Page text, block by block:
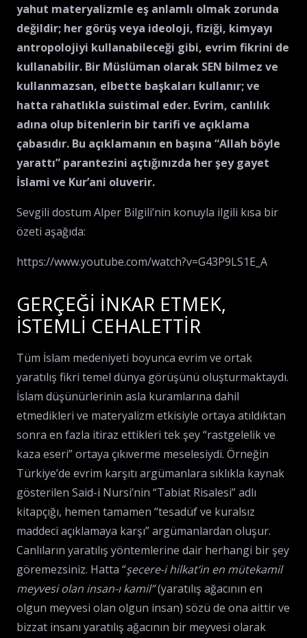
yahut materyalizmle eş anlamlı olmak zorunda
değildir; her görüş veya ideoloji, fiziği, kimyayı
antropolojiyi kullanabileceği gibi, evrim fikrini de
kullanabilir. Bir Müslüman olarak SEN bilmez ve
kullanmazsan, elbette başkaları kullanır; ve
hatta rahatlıkla suistimal eder. Evrim, canlılık
adına olup bitenlerin bir tarifi ve açıklama
çabasıdır. Bu açıklamanın en başına “Allah böyle
yarattı” parantezini açtığınızda her şey gayet
İslami ve Kur’ani oluverir.
Sevgili dostum Alper Bilgili’nin konuyla ilgili kısa bir
özeti aşağıda:
https://www.youtube.com/watch?v=G43P9LS1E_A
GERÇEĞİ İNKAR ETMEK,
İSTEMLİ CEHALETTİR
Tüm İslam medeniyeti boyunca evrim ve ortak
yaratılış fikri temel dünya görüşünü oluşturmaktaydı.
İslam düşünürlerinin asla kuramlarına dahil
etmedikleri ve materyalizm etkisiyle ortaya atıldıktan
sonra en fazla itiraz ettikleri tek şey “rastgelelik ve
kaza eseri” ortaya çıkıverme meselesiydi. Örneğin
Türkiye’de evrim karşıtı argümanlara sıklıkla kaynak
gösterilen Said-i Nursi’nin “Tabiat Risalesi” adlı
kitapçığı, hemen tamamen “tesadüf ve kuralsız
maddeci açıklamaya karşı” argümanlardan oluşur.
Canlıların yaratılış yöntemlerine dair herhangi bir şey
göremezsiniz. Hatta “şecere-i hilkat’in en mütekamil
meyvesi olan insan-ı kamil”(yaratılış ağacının en
olgun meyvesi olan olgun insan) sözü de ona aittir ve
bizzat insanı yaratılış ağacının bir meyvesi olarak